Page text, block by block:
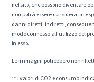
nel sito, che possono diventare
non potrà essere considerata
danni diretti, indiretti,
modo connesso all'utilizzo del
in esso.
Le immagini potrebbero non
** I valori di CO2 e consumo